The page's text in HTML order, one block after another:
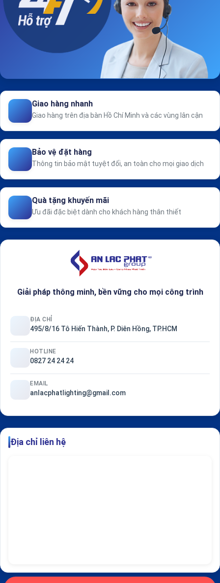
Giao hàng nhanh
Giao hàng trên địa bàn Hồ Chí Minh và các vùng lân cận
Bảo vệ đặt hàng
Thông tin bảo mật tuyệt đối, an toàn cho mọi giao dịch
Quà tặng khuyến mãi
Ưu đãi đặc biệt dành cho khách hàng thân thiết
Giải pháp thông minh, bền vững cho mọi công trình
ĐỊA CHỈ
495/8/16 Tô Hiến Thành, P. Diên Hồng, TP.HCM
HOTLINE
0827 24 24 24
EMAIL
anlacphatlighting@gmail.com
Địa chỉ liên hệ